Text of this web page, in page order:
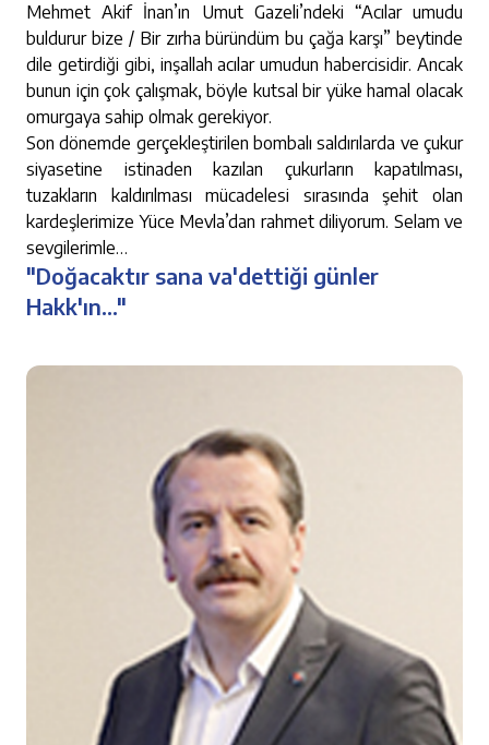
"Doğacaktır sana va'dettiği günler
Hakk'ın..."
Mehmet Akif İnan’ın Umut Gazeli’ndeki “Acılar umudu
buldurur bize / Bir zırha büründüm bu çağa karşı” beytinde
dile getirdiği gibi, inşallah acılar umudun habercisidir. Ancak
bunun için çok çalışmak, böyle kutsal bir yüke hamal olacak
omurgaya sahip olmak gerekiyor.
Son dönemde gerçekleştirilen bombalı saldırılarda ve çukur
siyasetine istinaden kazılan çukurların kapatılması,
tuzakların kaldırılması mücadelesi sırasında şehit olan
kardeşlerimize Yüce Mevla’dan rahmet diliyorum. Selam ve
sevgilerimle…